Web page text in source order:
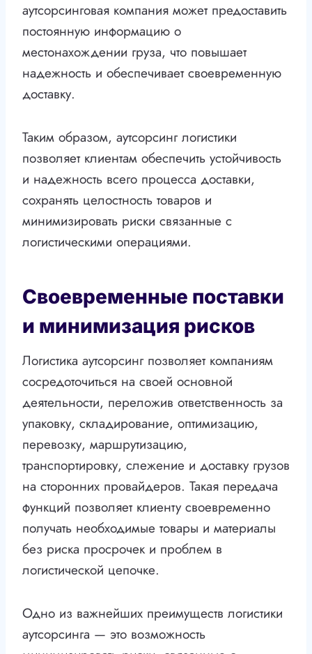
аутсорсинговая компания может предоставить
постоянную информацию о
местонахождении груза, что повышает
надежность и обеспечивает своевременную
доставку.
Таким образом, аутсорсинг логистики
позволяет клиентам обеспечить устойчивость
и надежность всего процесса доставки,
сохранять целостность товаров и
минимизировать риски связанные с
логистическими операциями.
Своевременные поставки
и минимизация рисков
Логистика аутсорсинг позволяет компаниям
сосредоточиться на своей основной
деятельности, переложив ответственность за
упаковку, складирование, оптимизацию,
перевозку, маршрутизацию,
транспортировку, слежение и доставку грузов
на сторонних провайдеров. Такая передача
функций позволяет клиенту своевременно
получать необходимые товары и материалы
без риска просрочек и проблем в
логистической цепочке.
Одно из важнейших преимуществ логистики
аутсорсинга — это возможность